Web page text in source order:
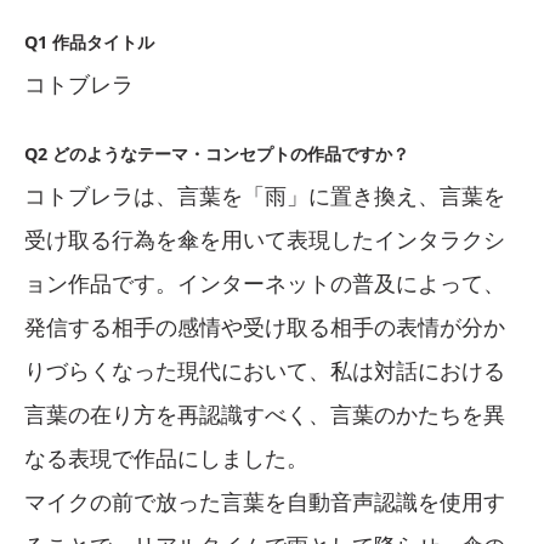
Q1 作品タイトル
コトブレラ
Q2 どのようなテーマ・コンセプトの作品ですか？
コトブレラは、言葉を「雨」に置き換え、言葉を
受け取る行為を傘を用いて表現したインタラクシ
ョン作品です。インターネットの普及によって、
発信する相手の感情や受け取る相手の表情が分か
りづらくなった現代において、私は対話における
言葉の在り方を再認識すべく、言葉のかたちを異
なる表現で作品にしました。
マイクの前で放った言葉を自動音声認識を使用す